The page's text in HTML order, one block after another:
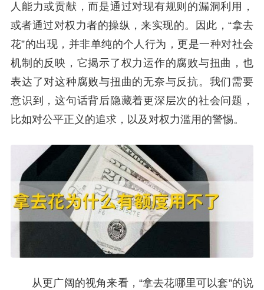
人能力或贡献，而是通过对现有规则的漏洞利用，
或者通过对权力者的操纵，来实现的。因此，“拿去
花”的出现，并非单纯的个人行为，更是一种对社会
机制的反映，它揭示了权力运作的腐败与扭曲，也
表达了对这种腐败与扭曲的无奈与反抗。我们需要
意识到，这句话背后隐藏着更深层次的社会问题，
比如对公平正义的追求，以及对权力滥用的警惕。
从更广阔的视角来看，“拿去花哪里可以套”的说